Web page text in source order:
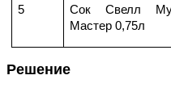
5
Сок Свелл
Мастер 0,75л
Решение